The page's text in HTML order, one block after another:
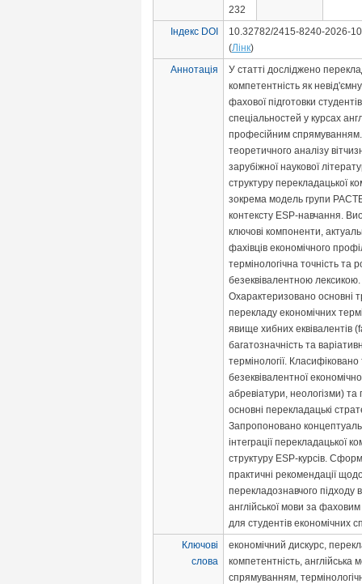
232
Індекс DOI
10.32782/2415-8240-2026-
(Лінк)
Аннотація
У статті досліджено
компетентність як
фахової підготовки
спеціальностей у курсах
професійним
теоретичного аналізу
зарубіжної наукової
структуру перекладацької
зокрема модель групи
контексту ESP-навчання.
ключові компоненти,
фахівців економічного
термінологічна точність та
безеквівалентною лексикою.
Охарактеризовано основні
перекладу економічних
явище хибних еквівалентів
багатозначність та
термінології.
безеквівалентної
абревіатури, неологізми)
основні перекладацькі
Запропоновано
інтеграції перекладацької
структуру ESP-курсів.
практичні рекомендації
перекладознавчого підходу
англійської мови за
для студентів економічних
Ключові
слова
економічний дискурс,
компетентність, англійська
спрямуванням,